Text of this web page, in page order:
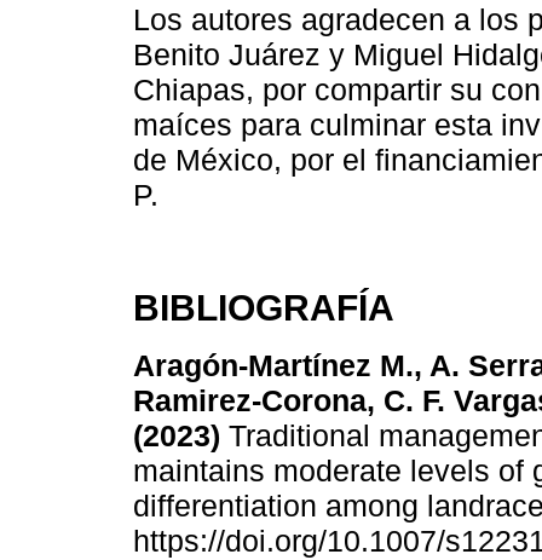
Los autores agradecen a los
Benito Juárez y Miguel
Chiapas, por compartir su
maíces para culminar esta
de México, por el
P.
BIBLIOGRAFÍA
Aragón-Martínez M., A.
Ramirez-Corona, C. F.
(2023) Traditional
maintains moderate levels of
differentiation among
https://doi.org/10.1007/